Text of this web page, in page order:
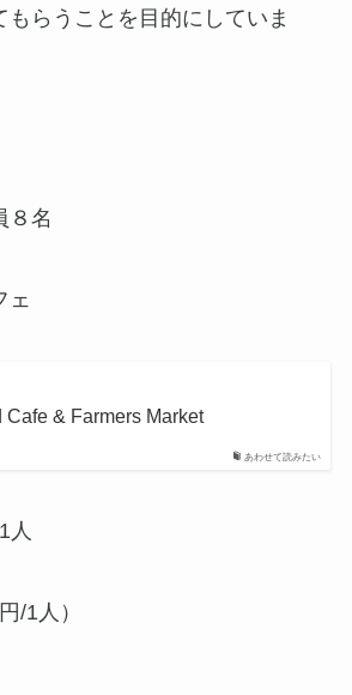
もらうことを目的にしていま
名
ェ
あわせて読みたい
& Farmers Market
人
/1人）